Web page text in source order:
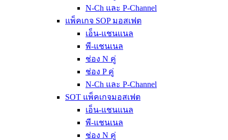
N-Ch และ P-Channel
แพ็คเกจ SOP มอสเฟต
เอ็น-แชนแนล
พี-แชนเนล
ช่อง N คู่
ช่อง P คู่
N-Ch และ P-Channel
SOT แพ็คเกจมอสเฟต
เอ็น-แชนแนล
พี-แชนเนล
ช่อง N คู่